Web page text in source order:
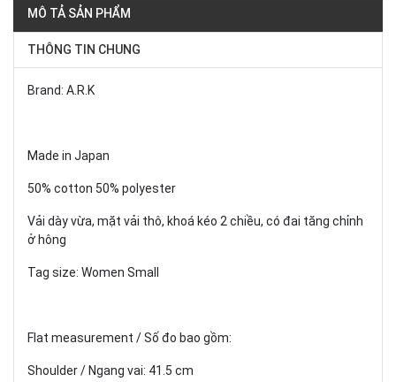
MÔ TẢ SẢN PHẨM
THÔNG TIN CHUNG
Brand: A.R.K
Made in Japan
50% cotton 50% polyester
Vải dày vừa, mặt vải thô, khoá kéo 2 chiều, có đai tăng chỉnh
ở hông
Tag size: Women Small
Flat measurement / Số đo bao gồm:
Shoulder / Ngang vai: 41.5 cm